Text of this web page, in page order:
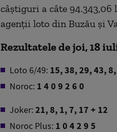
câștiguri a câte 94.343,06
agenții loto din Buzău și
Rezultatele de joi, 18
Loto 6/49: 15, 38, 29, 43,
Noroc: 1 4 0 9 2 6 0
Joker: 21, 8, 1, 7, 17 + 12
Noroc Plus: 1 0 4 2 9 5